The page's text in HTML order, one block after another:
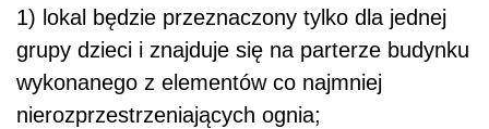
1) lokal będzie przeznaczony tylko dla jednej
grupy dzieci i znajduje się na parterze budynku
wykonanego z elementów co najmniej
nierozprzestrzeniających ognia;